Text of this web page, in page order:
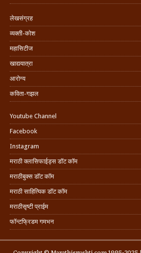
लेखसंग्रह
व्यक्ती-कोश
महासिटीज
खाद्ययात्रा
आरोग्य
कविता-गझल
Youtube Channel
Facebook
Instagram
मराठी क्लासिफाईड्स डॉट कॉम
मराठीबुक्स डॉट कॉम
मराठी साहित्यिक डॉट कॉम
मराठीसृष्टी प्राईम
फॉन्टफ्रिडम गमभन